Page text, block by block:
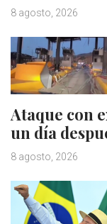
8 agosto, 2026
Ataque con
un día
8 agosto, 2026